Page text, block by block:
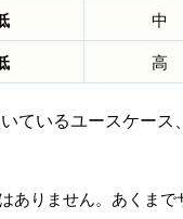
中
高
ているユースケー
りません。あくまで